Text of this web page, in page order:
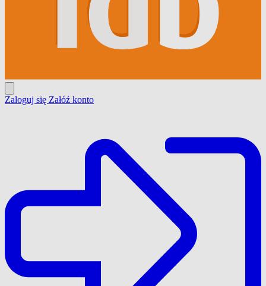
Zaloguj się Załóź konto